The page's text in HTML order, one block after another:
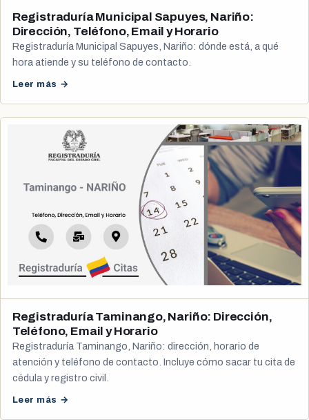
Registraduría Municipal Sapuyes, Nariño:
Dirección, Teléfono, Email y Horario
Registraduría Municipal Sapuyes, Nariño: dónde está, a qué
hora atiende y su teléfono de contacto.
Leer más →
Registraduría Taminango, Nariño: Dirección,
Teléfono, Email y Horario
Registraduría Taminango, Nariño: dirección, horario de
atención y teléfono de contacto. Incluye cómo sacar tu cita de
cédula y registro civil.
Leer más →